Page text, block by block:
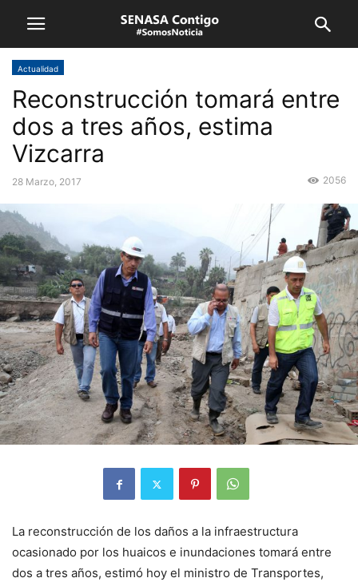
Actualidad
Reconstrucción tomará entre
dos a tres años, estima
Vizcarra
28 Marzo, 2017 2056
La reconstrucción de los daños a la infraestructura
ocasionado por los huaicos e inundaciones tomará entre
dos a tres años, estimó hoy el ministro de Transportes,